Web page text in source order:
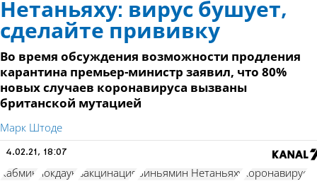
Нетаньяху: вирус бушует,
сделайте прививку
Во время обсуждения возможности продления
карантина премьер-министр заявил, что 80%
новых случаев коронавируса вызваны
британской мутацией
Марк Штоде
4.02.21, 18:07
Кабмин локдаун вакцинация Биньямин Нетаньяху коронавирус